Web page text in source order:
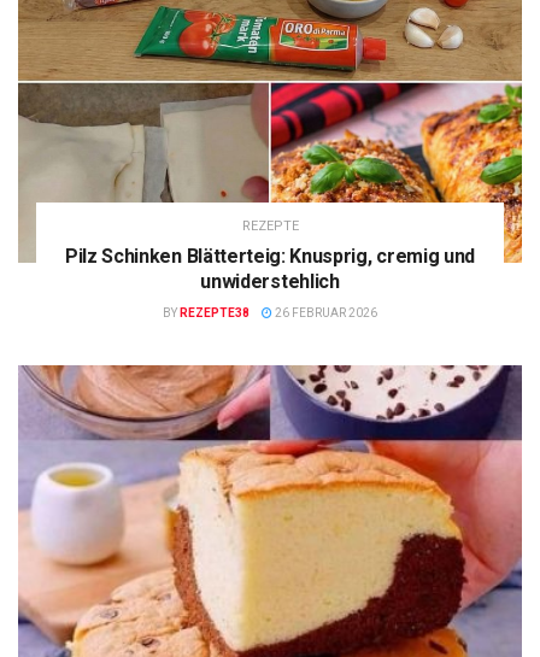
REZEPTE
Pilz Schinken Blätterteig: Knusprig, cremig und
unwiderstehlich
BY REZEPTE38 26 FEBRUAR 2026